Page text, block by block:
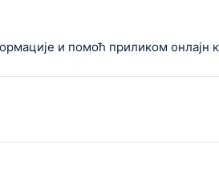
и помоћ приликом онлајн